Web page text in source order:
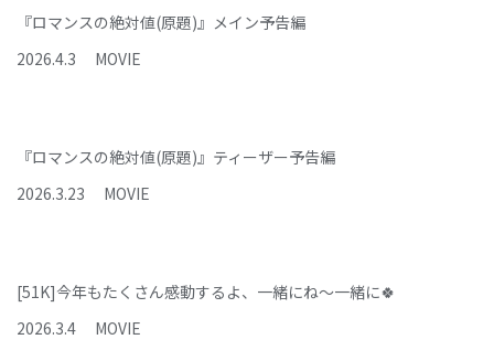
『ロマンスの絶対値(原題)』メイン予告編
2026.4.3 MOVIE
『ロマンスの絶対値(原題)』ティーザー予告編
2026.3.23 MOVIE
[51K]今年もたくさん感動するよ、一緒にね～一緒に🍀
2026.3.4 MOVIE